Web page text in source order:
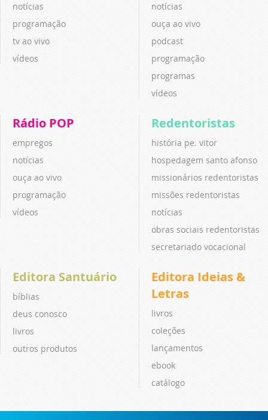
notícias
programação
tv ao vivo
vídeos
notícias
ouça ao vivo
podcast
programação
programas
vídeos
Rádio POP
empregos
notícias
ouça ao vivo
programação
vídeos
Redentoristas
história pe. vitor
hospedagem santo afonso
missionários redentoristas
missões redentoristas
notícias
obras sociais redentoristas
secretariado vocacional
Editora Santuário
bíblias
deus conosco
livros
outros produtos
Editora Ideias &
Letras
livros
coleções
lançamentos
ebook
catálogo